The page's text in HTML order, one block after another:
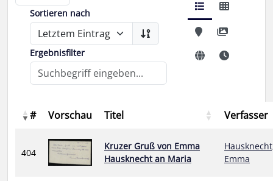
Sortieren nach
Ergebnisfilter
# Vorschau Titel Verfasser
404
Kruzer Gruß von Emma
Hausknecht an Maria
Emma